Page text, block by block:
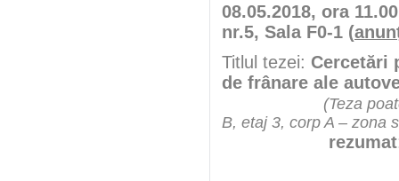
08.05.2018, ora
nr.5, Sala F0-1 (
Titlul tezei: Cercetări
de frânare ale
(Teza
B, etaj 3, corp A – zona
rezumat